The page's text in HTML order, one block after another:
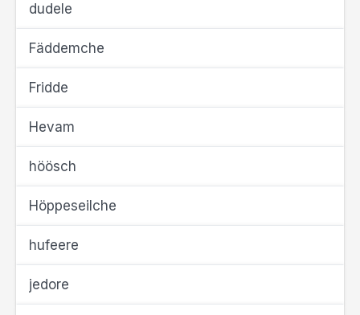
dudele
Fäddemche
Fridde
Hevam
höösch
Höppeseilche
hufeere
jedore